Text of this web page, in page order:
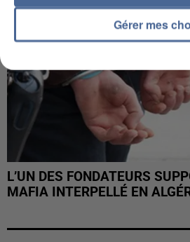
L’UN DES FONDATEURS
MAFIA INTERPELLÉ EN
Gérer mes